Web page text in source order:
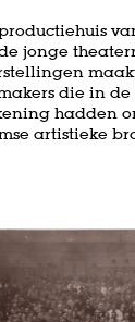
jonge
die in
hadden
artistieke